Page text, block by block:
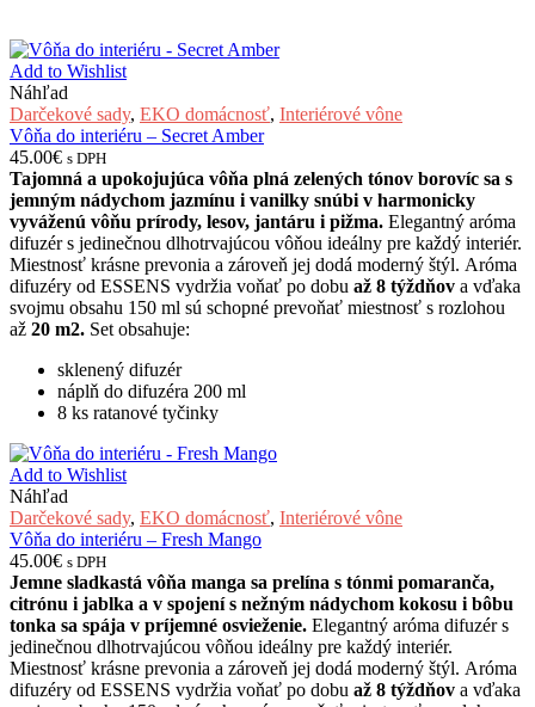
Add to Wishlist
Náhľad
Darčekové sady, EKO domácnosť, Interiérové vône
Vôňa do interiéru – Secret Amber
45.00€ s DPH
Tajomná a upokojujúca vôňa plná zelených tónov borovíc sa s
jemným nádychom jazmínu i vanilky snúbi v harmonicky
vyváženú vôňu prírody, lesov, jantáru i pižma. Elegantný aróma
difuzér s jedinečnou dlhotrvajúcou vôňou ideálny pre každý interiér.
Miestnosť krásne prevonia a zároveň jej dodá moderný štýl. Aróma
difuzéry od ESSENS vydržia voňať po dobu až 8 týždňov a vďaka
svojmu obsahu 150 ml sú schopné prevoňať miestnosť s rozlohou
až 20 m2. Set obsahuje:
sklenený difuzér
náplň do difuzéra 200 ml
8 ks ratanové tyčinky
Add to Wishlist
Náhľad
Darčekové sady, EKO domácnosť, Interiérové vône
Vôňa do interiéru – Fresh Mango
45.00€ s DPH
Jemne sladkastá vôňa manga sa prelína s tónmi pomaranča,
citrónu i jablka a v spojení s nežným nádychom kokosu i bôbu
tonka sa spája v príjemné osvieženie. Elegantný aróma difuzér s
jedinečnou dlhotrvajúcou vôňou ideálny pre každý interiér.
Miestnosť krásne prevonia a zároveň jej dodá moderný štýl. Aróma
difuzéry od ESSENS vydržia voňať po dobu až 8 týždňov a vďaka